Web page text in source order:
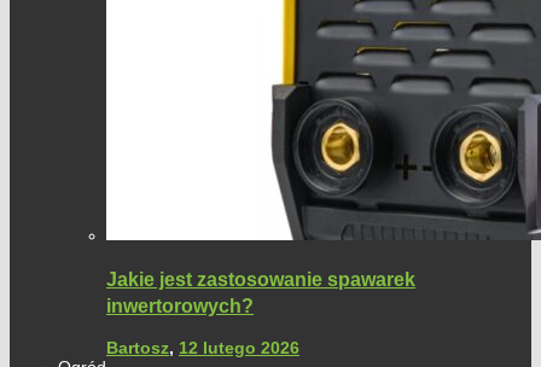
Jakie jest zastosowanie spawarek
inwertorowych?
Bartosz, 12 lutego 2026